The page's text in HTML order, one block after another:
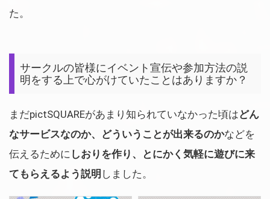
た。
サークルの皆様にイベント宣伝や参加方法の説
明をする上で心がけていたことはありますか？
まだpictSQUAREがあまり知られていなかった頃はどん
なサービスなのか、どういうことが出来るのかなどを
伝えるために しおりを作り、とにかく気軽に遊びに来
てもらえるよう説明 しました。